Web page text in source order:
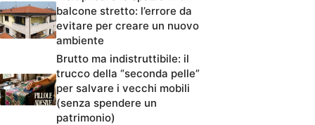
balcone stretto: l’errore da
evitare per creare un nuovo
ambiente
Brutto ma indistruttibile: il
trucco della “seconda pelle”
per salvare i vecchi mobili
(senza spendere un
patrimonio)